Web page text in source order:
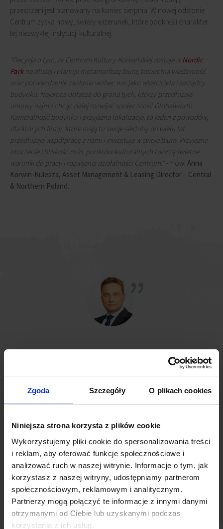
Zgoda Szczegóły O plikach cookies
Niniejsza strona korzysta z plików cookie
Wykorzystujemy pliki cookie do spersonalizowania treści
i reklam, aby oferować funkcje społecznościowe i
analizować ruch w naszej witrynie. Informacje o tym, jak
korzystasz z naszej witryny, udostępniamy partnerom
społecznościowym, reklamowym i analitycznym.
Partnerzy mogą połączyć te informacje z innymi danymi
otrzymanymi od Ciebie lub uzyskanymi podczas
korzystania z ich usług.
przestrzeni jest planowany na koniec sierpnia. W nowej odsłonie
Centrum zyska nowy, świeży wizerunek, które podkreśli charakter
tej niezwykłej instytucji kulturalnej.
"Decyzja o tym, że Centrum Kultury Koreańskiej zostaje wNordic
Parkna dłużej i planuje metamorfozę biura, toświetna wiadomość
oraz potwierdzenie zaufania wobec nas jako właściciela i zarządcy
budynku. Najemca dołącza do grona tych, którzy przedłużają
umowy najmu chcąc dalej rozwijać społeczność Globalworth.
Kameralność budynku i przyjazna lokalizacja, to jeden z powodów,
dla których firmy, które mają tu swoje siedziby od wielu lat
przedłużają współpracę z nami i inwestują w swoje biura. Przyjazne
otoczenie i bliskość m.in. punktów kulturalnych tworzą świetne
warunki do pracy i rozwijania działalności Centrum." - mówi Anna
Korwin-Kulesza, Asset Management & Leasing Director – Central
& Northern Poland.
Pozostając w dotychczasowej lokalizacji, Centrum Kultury
Koreańskiej będzie mogło dalej cieszyć się ze wszystkich
atutówNordic Park– doskonałym położeniem biurowca, w
otoczeniu zieleni, jednak wciąż blisko wszystkich atrakcji
stolicy. Sam budynek zapewnia wiele udogodnień, z których
będzie niełatwa, gdyż nie jest to tradycyjna powierzchnia
biurowa, jednak wierzymy, że rezultatem renowacji będzie
ciekawa, nowoczesna przestrzeń idealnie dopasowana do
potrzeb tej instytucji.
Michał Lis
Senior Director, Office Agency, JLL